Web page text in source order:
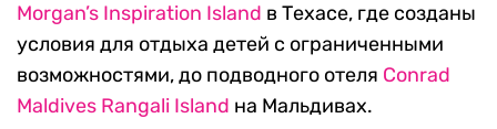
Morgan’s Inspiration Island в Техасе, где созданы
условия для отдыха детей с ограниченными
возможностями, до подводного отеля Conrad
Maldives Rangali Island на Мальдивах.